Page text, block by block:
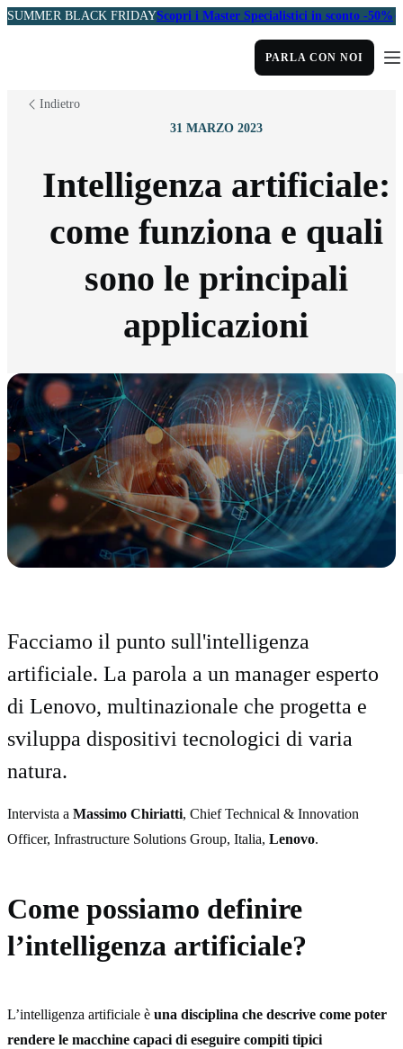
SUMMER BLACK FRIDAYScopri i Master Specialistici in sconto -50%
PARLA CON NOI
Indietro
31 MARZO 2023
Intelligenza artificiale:
come funziona e quali
sono le principali
applicazioni
Facciamo il punto sull'intelligenza
artificiale. La parola a un manager esperto
di Lenovo, multinazionale che progetta e
sviluppa dispositivi tecnologici di varia
natura.
Intervista a Massimo Chiriatti, Chief Technical & Innovation
Officer, Infrastructure Solutions Group, Italia, Lenovo.
Come possiamo definire
l’intelligenza artificiale?
L’intelligenza artificiale è una disciplina che descrive come poter
rendere le macchine capaci di eseguire compiti tipici